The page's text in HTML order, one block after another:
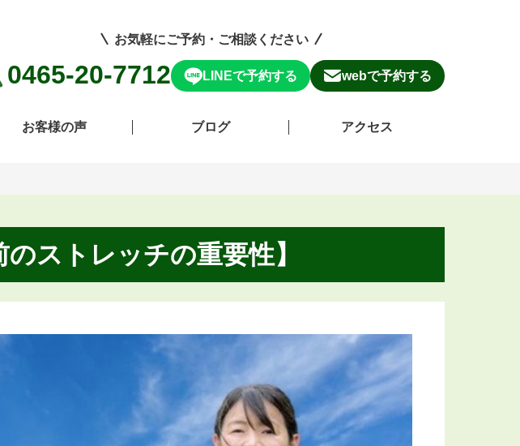
お気軽にご予約・ご相談ください
0465-20-7712 LINEで予約する webで予約する
お客様の声 ブログ アクセス
のストレッチの重要性】